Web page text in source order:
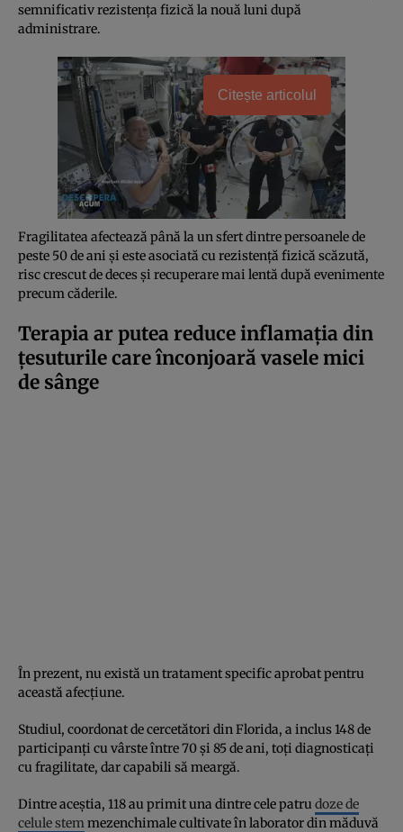
semnificativ rezistența fizică la nouă luni după
administrare.
Citește articolul
Fragilitatea afectează până la un sfert dintre persoanele de
peste 50 de ani și este asociată cu rezistență fizică scăzută,
risc crescut de deces și recuperare mai lentă după evenimente
precum căderile.
Terapia ar putea reduce inflamația din
țesuturile care înconjoară vasele mici
de sânge
În prezent, nu există un tratament specific aprobat pentru
această afecțiune.
Studiul, coordonat de cercetători din Florida, a inclus 148 de
participanți cu vârste între 70 și 85 de ani, toți diagnosticați
cu fragilitate, dar capabili să meargă.
Dintre aceștia, 118 au primit una dintre cele patru doze de
celule stemmezenchimale cultivate în laborator din măduvă